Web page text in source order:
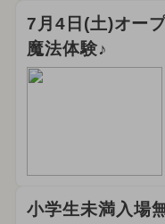
7月4日(土)オー
魔法体験♪
小学生未満入場